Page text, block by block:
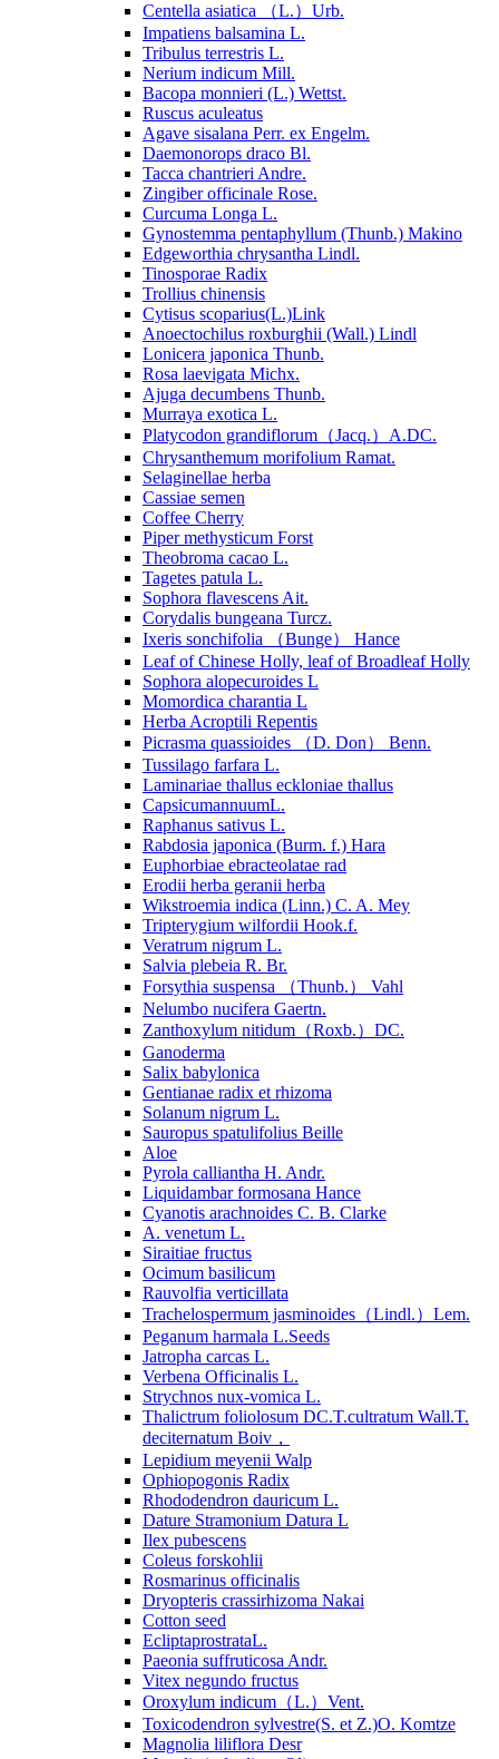
Centella asiatica （L.）Urb.
Impatiens balsamina L.
Tribulus terrestris L.
Nerium indicum Mill.
Bacopa monnieri (L.) Wettst.
Ruscus aculeatus
Agave sisalana Perr. ex Engelm.
Daemonorops draco Bl.
Tacca chantrieri Andre.
Zingiber officinale Rose.
Curcuma Longa L.
Gynostemma pentaphyllum (Thunb.) Makino
Edgeworthia chrysantha Lindl.
Tinosporae Radix
Trollius chinensis
Cytisus scoparius(L.)Link
Anoectochilus roxburghii (Wall.) Lindl
Lonicera japonica Thunb.
Rosa laevigata Michx.
Ajuga decumbens Thunb.
Murraya exotica L.
Platycodon grandiflorum（Jacq.）A.DC.
Chrysanthemum morifolium Ramat.
Selaginellae herba
Cassiae semen
Coffee Cherry
Piper methysticum Forst
Theobroma cacao L.
Tagetes patula L.
Sophora flavescens Ait.
Corydalis bungeana Turcz.
Ixeris sonchifolia （Bunge） Hance
Leaf of Chinese Holly, leaf of Broadleaf Holly
Sophora alopecuroides L
Momordica charantia L
Herba Acroptili Repentis
Picrasma quassioides （D. Don） Benn.
Tussilago farfara L.
Laminariae thallus eckloniae thallus
CapsicumannuumL.
Raphanus sativus L.
Rabdosia japonica (Burm. f.) Hara
Euphorbiae ebracteolatae rad
Erodii herba geranii herba
Wikstroemia indica (Linn.) C. A. Mey
Tripterygium wilfordii Hook.f.
Veratrum nigrum L.
Salvia plebeia R. Br.
Forsythia suspensa （Thunb.） Vahl
Nelumbo nucifera Gaertn.
Zanthoxylum nitidum（Roxb.）DC.
Ganoderma
Salix babylonica
Gentianae radix et rhizoma
Solanum nigrum L.
Sauropus spatulifolius Beille
Aloe
Pyrola calliantha H. Andr.
Liquidambar formosana Hance
Cyanotis arachnoides C. B. Clarke
A. venetum L.
Siraitiae fructus
Ocimum basilicum
Rauvolfia verticillata
Trachelospermum jasminoides（Lindl.）Lem.
Peganum harmala L.Seeds
Jatropha carcas L.
Verbena Officinalis L.
Strychnos nux-vomica L.
Thalictrum foliolosum DC.T.cultratum Wall.T.
deciternatum Boiv，
Lepidium meyenii Walp
Ophiopogonis Radix
Rhododendron dauricum L.
Dature Stramonium Datura L
Ilex pubescens
Coleus forskohlii
Rosmarinus officinalis
Dryopteris crassirhizoma Nakai
Cotton seed
EcliptaprostrataL.
Paeonia suffruticosa Andr.
Vitex negundo fructus
Oroxylum indicum（L.）Vent.
Toxicodendron sylvestre(S. et Z.)O. Komtze
Magnolia liliflora Desr